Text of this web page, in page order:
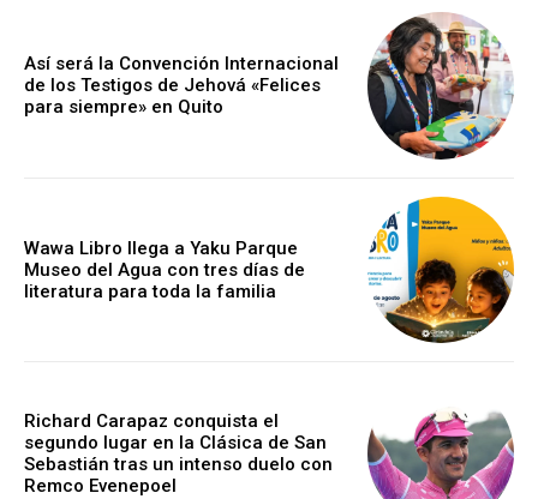
Así será la Convención Internacional
de los Testigos de Jehová «Felices
para siempre» en Quito
Wawa Libro llega a Yaku Parque
Museo del Agua con tres días de
literatura para toda la familia
Richard Carapaz conquista el
segundo lugar en la Clásica de San
Sebastián tras un intenso duelo con
Remco Evenepoel